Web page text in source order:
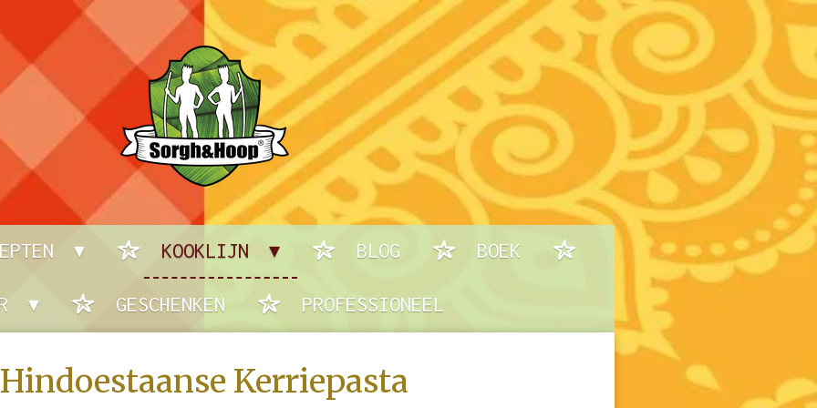
KOOKLIJN BLOG BOEK
GESCHENKEN PROFESSIONEEL
Hindoestaanse Kerriepasta